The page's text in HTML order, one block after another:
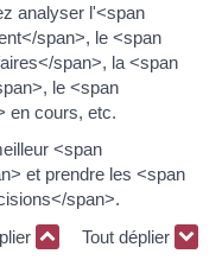
analyser l'<span
span>, le <span
span>, la <span
le <span
en cours, etc.
<span
et prendre les <span
span>.
Tout déplier